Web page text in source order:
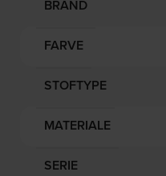
BRAND
FARVE
STOFTYPE
MATERIALE
SERIE